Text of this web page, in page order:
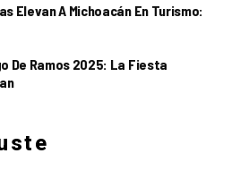
Elevan A Michoacán En Turismo:
De Ramos 2025: La Fiesta